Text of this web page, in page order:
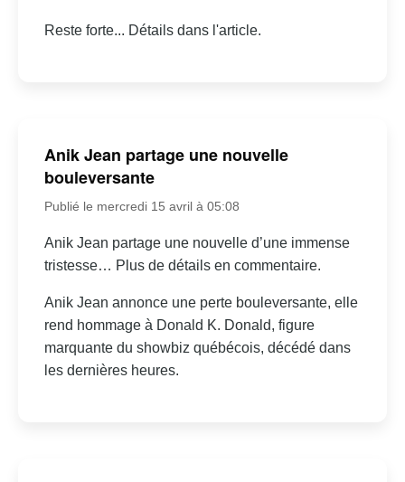
Reste forte... Détails dans l'article.
Anik Jean partage une nouvelle
bouleversante
Publié le mercredi 15 avril à 05:08
Anik Jean partage une nouvelle d’une immense
tristesse… Plus de détails en commentaire.
Anik Jean annonce une perte bouleversante, elle
rend hommage à Donald K. Donald, figure
marquante du showbiz québécois, décédé dans
les dernières heures.